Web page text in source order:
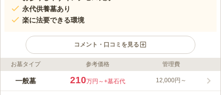
永代供養墓あり
楽に法要できる環境
コメント・口コミを見る
ライフドット編集部のコメント
煌びやかな山門、高低差のある立地が特徴の霊苑です。趣のある
お墓タイプ 参考価格 管理費
一般墓 210万円～+墓石代 12,000円～